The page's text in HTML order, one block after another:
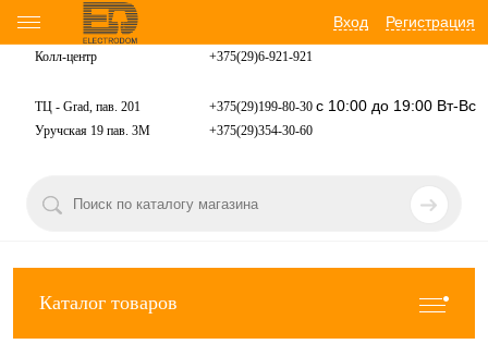
Вход Регистрация
Колл-центр +375(29)6-921-921
ТЦ - Grad, пав. 201 +375(29)199-80-30 с 10:00 до 19:00 Вт-Вс
Уручская 19 пав. 3М +375(29)354-30-60
Каталог товаров